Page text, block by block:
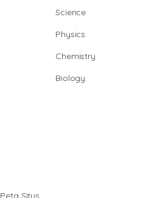
Science
Physics
Chemistry
Biology
Peta Situs